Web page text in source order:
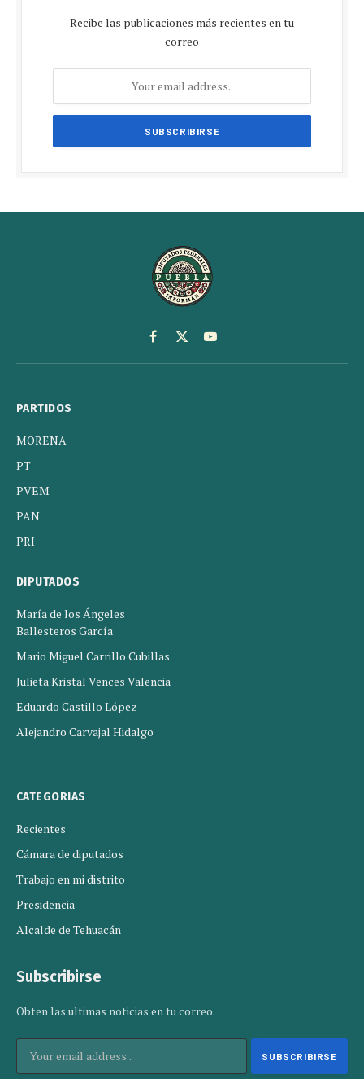
Recibe las publicaciones más recientes en tu
correo
Facebook
X
(Twitter)
YouTube
PARTIDOS
MORENA
PT
PVEM
PAN
PRI
DIPUTADOS
María de los Ángeles
Ballesteros García
Mario Miguel Carrillo Cubillas
Julieta Kristal Vences Valencia
Eduardo Castillo López
Alejandro Carvajal Hidalgo
CATEGORIAS
Recientes
Cámara de diputados
Trabajo en mi distrito
Presidencia
Alcalde de Tehuacán
Subscribirse
Obten las ultimas noticias en tu correo.